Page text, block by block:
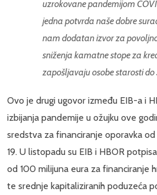
uzrokovane pandemijom
jedna potvrda naše dobre
nam dodatan izvor za
sniženja kamatne stope za
zapošljavaju osobe starosti
Ovo je drugi ugovor između EIB-a i
izbijanja pandemije u ožujku ove
sredstva za financiranje oporavka
19. U listopadu su EIB i HBOR
od 100 milijuna eura za financiranje
te srednje kapitaliziranih poduzeća